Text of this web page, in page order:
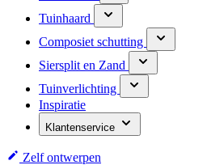
Tuinhaard
Composiet schutting
Siersplit en Zand
Tuinverlichting
Inspiratie
Klantenservice
Zelf ontwerpen